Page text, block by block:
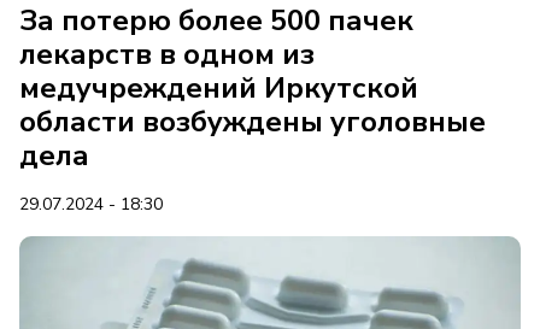
За потерю более 500 пачек
лекарств в одном из
медучреждений Иркутской
области возбуждены уголовные
дела
29.07.2024 - 18:30